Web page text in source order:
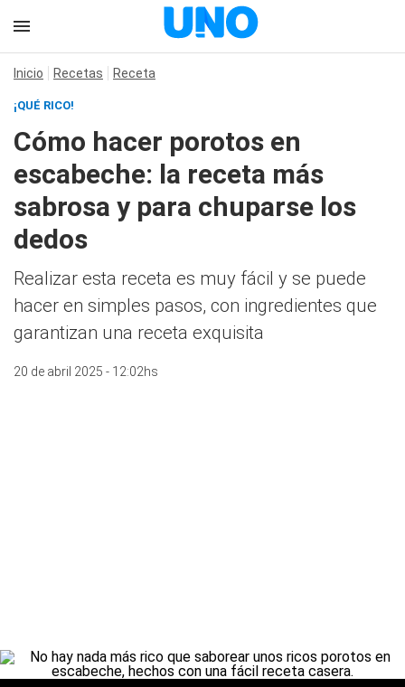
Inicio Recetas Receta
¡QUÉ RICO!
Cómo hacer porotos en
escabeche: la receta más
sabrosa y para chuparse los
dedos
Realizar esta receta es muy fácil y se puede
hacer en simples pasos, con ingredientes que
garantizan una receta exquisita
20 de abril 2025 - 12:02hs